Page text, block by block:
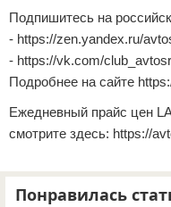
Подпишитесь на
- https://zen.yandex.ru/
- https://vk.com/
Подробнее на сайте
Ежедневный прайс цен
смотрите здесь: https://
Понравилась